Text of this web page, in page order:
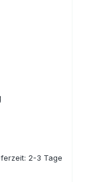
2-3 Tage